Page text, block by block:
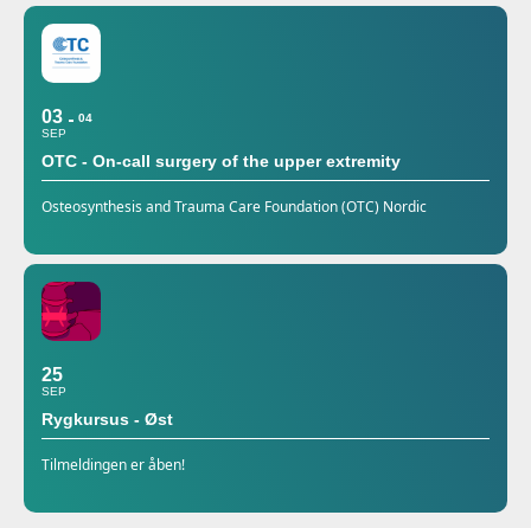
03
SEP
04
OTC - On-call surgery of the upper extremity
Osteosynthesis and Trauma Care Foundation (OTC) Nordic
25
SEP
Rygkursus - Øst
Tilmeldingen er åben!